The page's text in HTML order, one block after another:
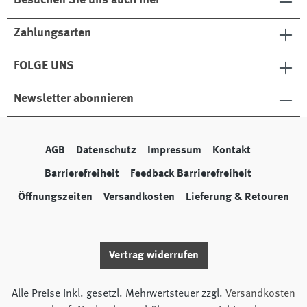
Zahlungsarten
FOLGE UNS
Newsletter abonnieren
AGB Datenschutz Impressum Kontakt
Barrierefreiheit Feedback Barrierefreiheit
Öffnungszeiten Versandkosten Lieferung & Retouren
Vertrag widerrufen
Alle Preise inkl. gesetzl. Mehrwertsteuer zzgl. Versandkosten